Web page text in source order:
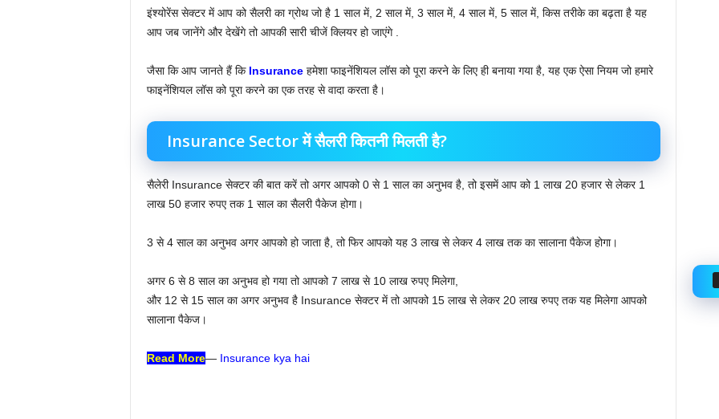
इंश्योरेंस सेक्टर में आप को सैलरी का ग्रोथ जो है 1 साल में, 2 साल में, 3 साल में, 4 साल में, 5 साल में, किस तरीके का बढ़ता है यह
आप जब जानेंगे और देखेंगे तो आपकी सारी चीजें क्लियर हो जाएंगे .
जैसा कि आप जानते हैं कि Insuranceहमेशा फाइनेंशियल लॉस को पूरा करने के लिए ही बनाया गया है, यह एक ऐसा नियम जो हमारे
फाइनेंशियल लॉस को पूरा करने का एक तरह से वादा करता है।
Insurance Sector में सैलरी कितनी मिलती है?
सैलेरी Insurance सेक्टर की बात करें तो अगर आपको 0 से 1 साल का अनुभव है, तो इसमें आप को 1 लाख 20 हजार से लेकर 1
लाख 50 हजार रुपए तक 1 साल का सैलरी पैकेज होगा।
3 से 4 साल का अनुभव अगर आपको हो जाता है, तो फिर आपको यह 3 लाख से लेकर 4 लाख तक का सालाना पैकेज होगा।
अगर 6 से 8 साल का अनुभव हो गया तो आपको 7 लाख से 10 लाख रुपए मिलेगा,
और 12 से 15 साल का अगर अनुभव है Insurance सेक्टर में तो आपको 15 लाख से लेकर 20 लाख रुपए तक यह मिलेगा आपको
सालाना पैकेज।
Read More— Insurance kya hai